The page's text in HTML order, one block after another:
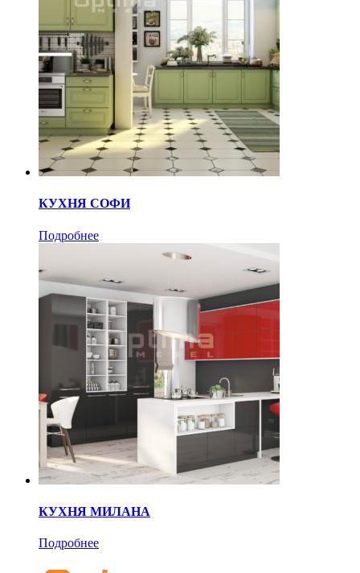
КУХНЯ СОФИ
Подробнее
КУХНЯ МИЛАНА
Подробнее